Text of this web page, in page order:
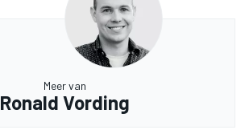
Meer van
Ronald Vording